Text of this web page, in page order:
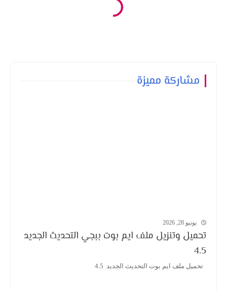
مشاركة مميزة
يونيو 28, 2026
تحميل وتنزيل ملف ايم بوت ببجي التحديث الجديد
4.5
تحميل ملف ايم بوت التحديث الجديد 4.5